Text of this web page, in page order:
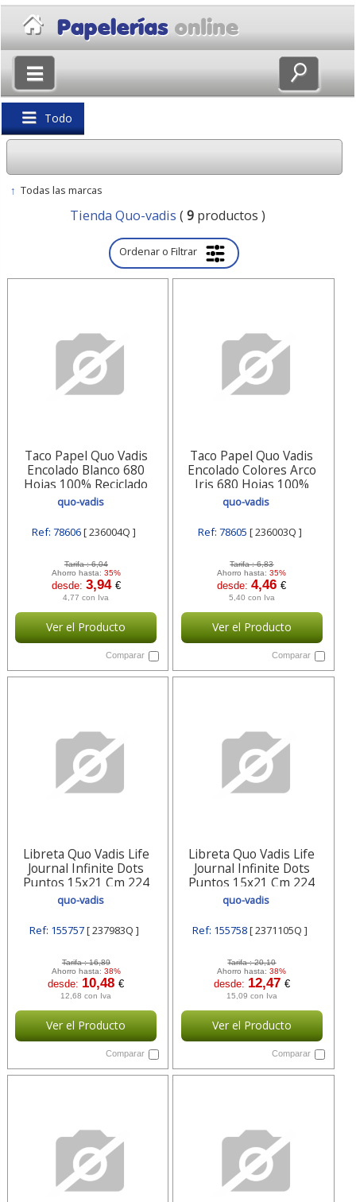
Todo
Volver
↑ Todas las marcas
Tienda Quo-vadis (9productos )
Ordenar o Filtrar
Taco Papel Quo Vadis
Encolado Blanco 680
Hojas 100% Reciclado
90x90x90 Mm 236004q
Quo-vadis
quo-vadis
Ref: 78606[ 236004Q ]
Tarifa :6,04
Ahorro hasta: 35%
desde: 3,94 €
4,77 con Iva
Ver el Producto
Comparar
Taco Papel Quo Vadis
Encolado Colores Arco
Iris 680 Hojas 100%
Reciclado 236003q Quo-
quo-vadis
Ref: 78605 [ 236003Q ]
Tarifa :6,83
Ahorro hasta:35%
desde:4,46€
5,40 con Iva
Ver el Producto
Comparar
Libreta Quo Vadis Life
Journal Infinite Dots
Puntos 15x21 Cm 224
Hojas 237983q Quo-vadis
quo-vadis
Ref: 155757[ 237983Q ]
Tarifa :16,89
Ahorro hasta: 38%
desde: 10,48€
12,68 con Iva
Ver el Producto
Comparar
Libreta Quo Vadis Life
Journal Infinite Dots
Puntos 15x21 Cm 224
Hojas 2371105q Quo-
quo-vadis
Ref: 155758[ 2371105Q ]
Tarifa :20,10
Ahorro hasta:38%
desde: 12,47 €
15,09 con Iva
Ver el Producto
Comparar